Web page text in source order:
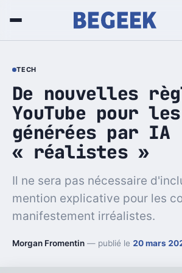
TECH
De nouvelles
YouTube pour
générées par IA
« réalistes »
Il ne sera pas nécessaire
mention explicative pour les
manifestement irréalistes.
Morgan Fromentin — publié le 20 mars